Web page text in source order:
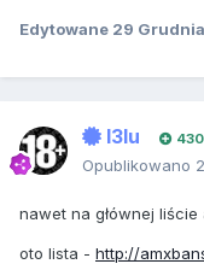
Edytowane 29
I3lu 430
Opublikowano
nawet na głównej
oto lista - http://